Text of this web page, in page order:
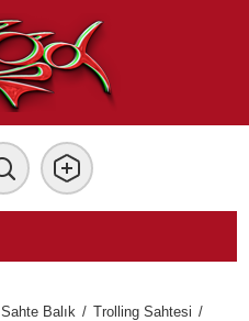
Sahte Balık / Trolling Sahtesi /